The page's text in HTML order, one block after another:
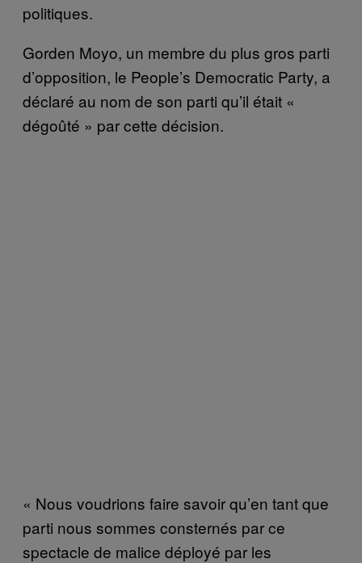
politiques.
Gorden Moyo, un membre du plus gros parti
d’opposition, le People’s Democratic Party, a
déclaré au nom de son parti qu’il était «
dégoûté » par cette décision.
« Nous voudrions faire savoir qu’en tant que
parti nous sommes consternés par ce
spectacle de malice déployé par les